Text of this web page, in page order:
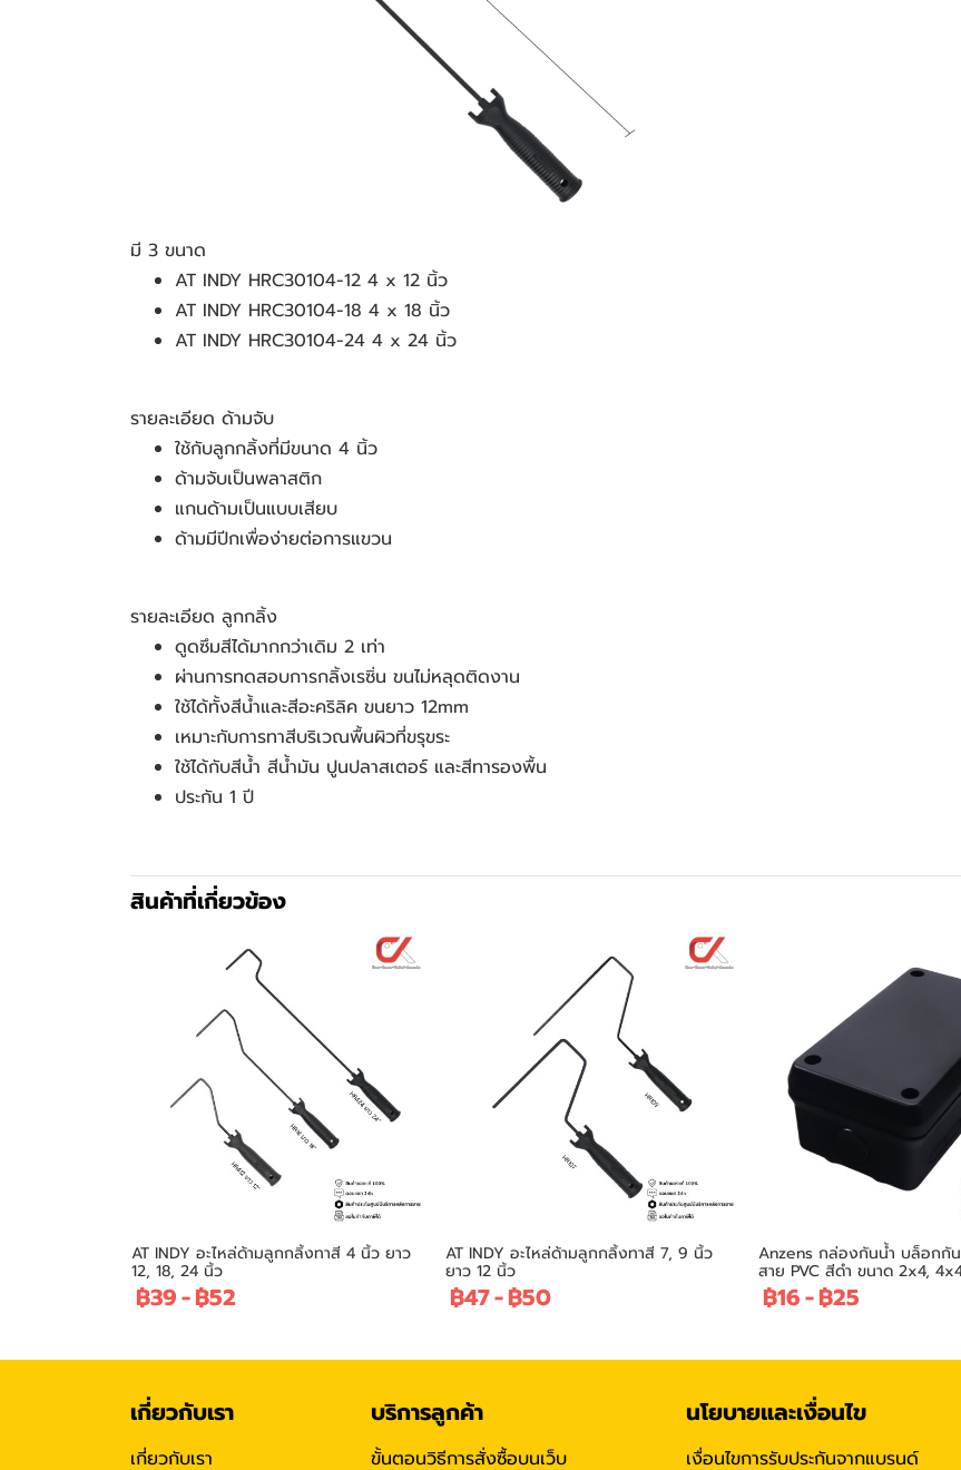
มี 3 ขนาด
AT INDY HRC30104-12 4 x 12 นิ้ว
AT INDY HRC30104-18 4 x 18 นิ้ว
AT INDY HRC30104-24 4 x 24 นิ้ว
รายละเอียด ด้ามจับ
ใช้กับลูกกลิ้งที่มีขนาด 4 นิ้ว
ด้ามจับเป็นพลาสติก
แกนด้ามเป็นแบบเสียบ
ด้ามมีปีกเพื่อง่ายต่อการแขวน
รายละเอียด ลูกกลิ้ง
ดูดซึมสีได้มากกว่าเดิม 2 เท่า
ผ่านการทดสอบการกลิ้งเรซิ่น ขนไม่หลุดติดงาน
ใช้ได้ทั้งสีน้ำและสีอะคริลิค ขนยาว 12mm
เหมาะกับการทาสีบริเวณพื้นผิวที่ขรุขระ
ใช้ได้กับสีน้ำ สีน้ำมัน ปูนปลาสเตอร์ และสีทารองพื้น
ประกัน 1 ปี
สินค้าที่เกี่ยวข้อง
AT INDY อะไหล่ด้ามลูกกลิ้งทาสี 4 นิ้ว ยาว
12, 18, 24 นิ้ว
฿39-฿52
AT INDY อะไหล่ด้ามลูกกลิ้งทาสี 7, 9 นิ้ว
ยาว 12 นิ้ว
฿47-฿50
Anzens กล่องกันน้ำ บล็อกกั
สาย PVC สีดำ ขนาด 2x4,
฿16-฿25
เกี่ยวกับเรา
เกี่ยวกับเรา
บริการลูกค้า
ขั้นตอนวิธีการสั่งซื้อบนเว็บ
นโยบายและเงื่อนไข
เงื่อนไขการรับประกันจากแบรนด์